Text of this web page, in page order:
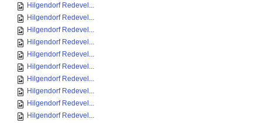
Hilgendorf Redevel...
Hilgendorf Redevel...
Hilgendorf Redevel...
Hilgendorf Redevel...
Hilgendorf Redevel...
Hilgendorf Redevel...
Hilgendorf Redevel...
Hilgendorf Redevel...
Hilgendorf Redevel...
Hilgendorf Redevel...